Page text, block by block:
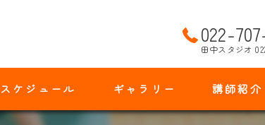
022-
田中スタジオ
スケジュール ギャラリー 講師紹介